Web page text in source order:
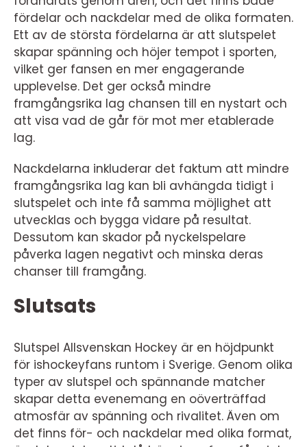
fördelar och nackdelar med de olika formaten.
Ett av de största fördelarna är att slutspelet
skapar spänning och höjer tempot i sporten,
vilket ger fansen en mer engagerande
upplevelse. Det ger också mindre
framgångsrika lag chansen till en nystart och
att visa vad de går för mot mer etablerade
lag.
Nackdelarna inkluderar det faktum att mindre
framgångsrika lag kan bli avhängda tidigt i
slutspelet och inte få samma möjlighet att
utvecklas och bygga vidare på resultat.
Dessutom kan skador på nyckelspelare
påverka lagen negativt och minska deras
chanser till framgång.
Slutsats
Slutspel Allsvenskan Hockey är en höjdpunkt
för ishockeyfans runtom i Sverige. Genom olika
typer av slutspel och spännande matcher
skapar detta evenemang en oöverträffad
atmosfär av spänning och rivalitet. Även om
det finns för- och nackdelar med olika format,